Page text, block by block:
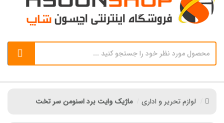
لوازم تحریر و اداری ماژیک وایت برد اسنومن سر تخت